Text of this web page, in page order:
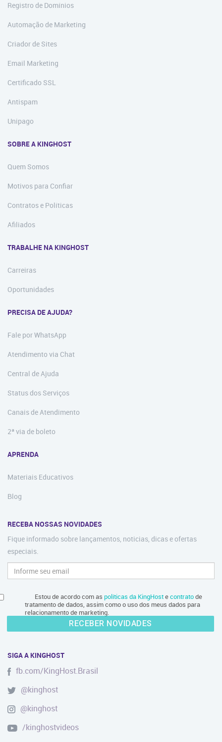
Registro de Domínios
Automação de Marketing
Criador de Sites
Email Marketing
Certificado SSL
Antispam
Unipago
SOBRE A KINGHOST
Quem Somos
Motivos para Confiar
Contratos e Políticas
Afiliados
TRABALHE NA KINGHOST
Carreiras
Oportunidades
PRECISA DE AJUDA?
Fale por WhatsApp
Atendimento via Chat
Central de Ajuda
Status dos Serviços
Canais de Atendimento
2ª via de boleto
APRENDA
Materiais Educativos
Blog
RECEBA NOSSAS NOVIDADES
Fique informado sobre lançamentos, noticias, dicas e ofertas
especiais.
Estou de acordo com as políticas da KingHostecontratode
tratamento de dados, assim como o uso dos meus dados para
relacionamento de marketing.
RECEBER NOVIDADES
SIGA A KINGHOST
fb.com/KingHost.Brasil
@kinghost
@kinghost
/kinghostvideos